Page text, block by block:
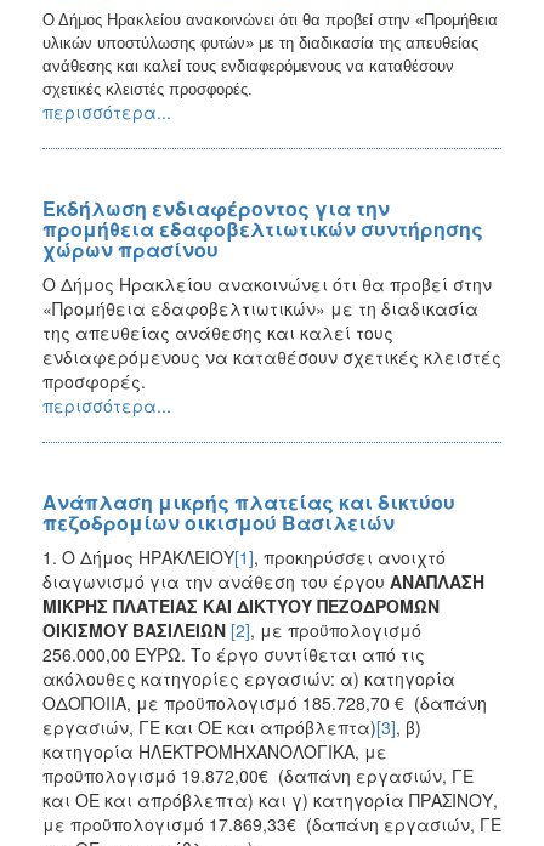
Ο Δήμος Ηρακλείου ανακοινώνει ότι θα προβεί στην «Προμήθεια
υλικών υποστύλωσης φυτών» με τη διαδικασία της απευθείας
ανάθεσης και καλεί τους ενδιαφερόμενους να καταθέσουν
σχετικές κλειστές προσφορές.
περισσότερα...
Εκδήλωση ενδιαφέροντος για την
προμήθεια εδαφοβελτιωτικών συντήρησης
χώρων πρασίνου
Ο Δήμος Ηρακλείου ανακοινώνει ότι θα προβεί στην
«Προμήθεια εδαφοβελτιωτικών» με τη διαδικασία
της απευθείας ανάθεσης και καλεί τους
ενδιαφερόμενους να καταθέσουν σχετικές κλειστές
προσφορές.
περισσότερα...
Ανάπλαση μικρής πλατείας και δικτύου
πεζοδρομίων οικισμού Bασιλειών
1. Ο Δήμος ΗΡΑΚΛΕΙΟΥ[1], προκηρύσσει ανοιχτό
διαγωνισμό για την ανάθεση του έργου ΑΝΑΠΛΑΣΗ
ΜΙΚΡΗΣ ΠΛΑΤΕΙΑΣ ΚΑΙ ΔΙΚΤΥΟΥ ΠΕΖΟΔΡΟΜΩΝ
ΟΙΚΙΣΜΟΥ ΒΑΣΙΛΕΙΩΝ [2], με προϋπολογισμό
256.000,00 ΕΥΡΩ. Το έργο συντίθεται από τις
ακόλουθες κατηγορίες εργασιών: α) κατηγορία
ΟΔΟΠΟΙΙΑ, με προϋπολογισμό 185.728,70 € (δαπάνη
εργασιών, ΓΕ και ΟΕ και απρόβλεπτα)[3], β)
κατηγορία ΗΛΕΚΤΡΟΜΗΧΑΝΟΛΟΓΙΚΑ, με
προϋπολογισμό 19.872,00€ (δαπάνη εργασιών, ΓΕ
και ΟΕ και απρόβλεπτα) και γ) κατηγορία ΠΡΑΣΙΝΟΥ,
με προϋπολογισμό 17.869,33€ (δαπάνη εργασιών, ΓΕ